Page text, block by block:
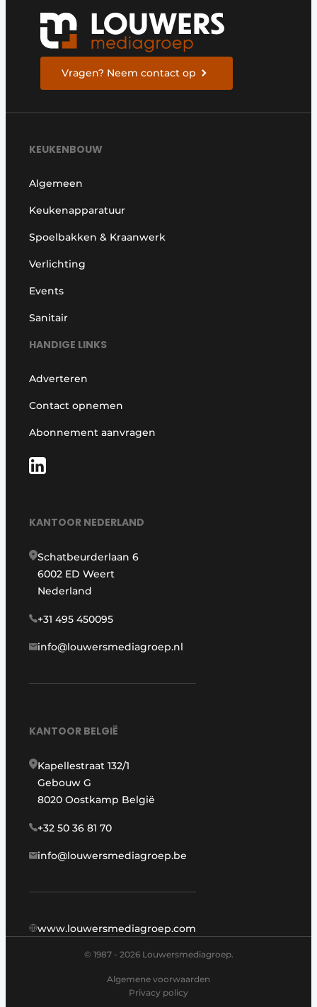
Vragen? Neem contact op
KEUKENBOUW
Algemeen
Keukenapparatuur
Spoelbakken & Kraanwerk
Verlichting
Events
Sanitair
HANDIGE LINKS
Adverteren
Contact opnemen
Abonnement aanvragen
KANTOOR NEDERLAND
Schatbeurderlaan 6
6002 ED Weert
Nederland
+31 495 450095
info@louwersmediagroep.nl
KANTOOR BELGIË
Kapellestraat 132/1
Gebouw G
8020 Oostkamp België
+32 50 36 81 70
info@louwersmediagroep.be
www.louwersmediagroep.com
© 1987 - 2026 Louwersmediagroep.
Algemene voorwaarden
Privacy policy